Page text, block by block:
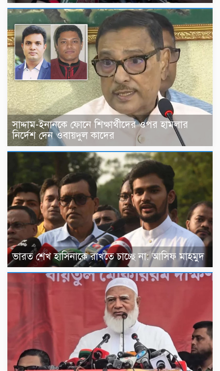
সাদ্দাম-ইনানকে ফোনে শিক্ষার্থীদের ওপর হামলার
নির্দেশ দেন ওবায়দুল কাদের
ভারত শেখ হাসিনাকে রাখতে চাচ্ছে না: আসিফ মাহমুদ